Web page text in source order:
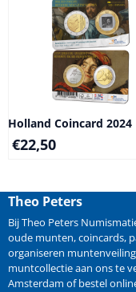
Holland Coincard 2024
€22,50
Theo Peters
Bij Theo Peters
oude munten,coincards,
organiseren
muntcollectie aan ons te
Amsterdam of bestel